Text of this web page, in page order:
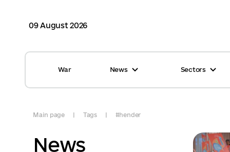
09 August 2026
War News Sectors
Main page Tags #hender
News